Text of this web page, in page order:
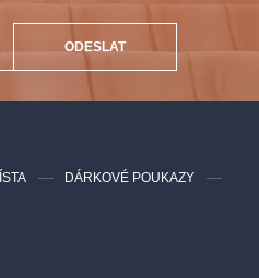
To charakterizuje náš
ODESLAT
DÁRKOVÉ POUKAZY